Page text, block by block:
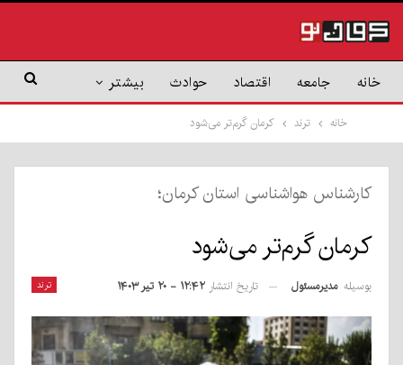
خانه جامعه اقتصاد حوادث بیشتر
خانه ترند کرمان گرم‌تر می‌شود
کارشناس هواشناسی استان کرمان؛
کرمان گرم‌تر می‌شود
ترند بوسیله مدیرمسئول تاریخ انتشار ۱۲:۴۲ - ۲۰ تیر ۱۴۰۳